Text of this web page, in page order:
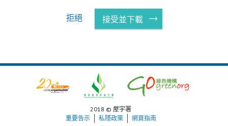
拒絕 接受並下載
2018 © 屋宇署
重要告示
私隱政策 網頁指南